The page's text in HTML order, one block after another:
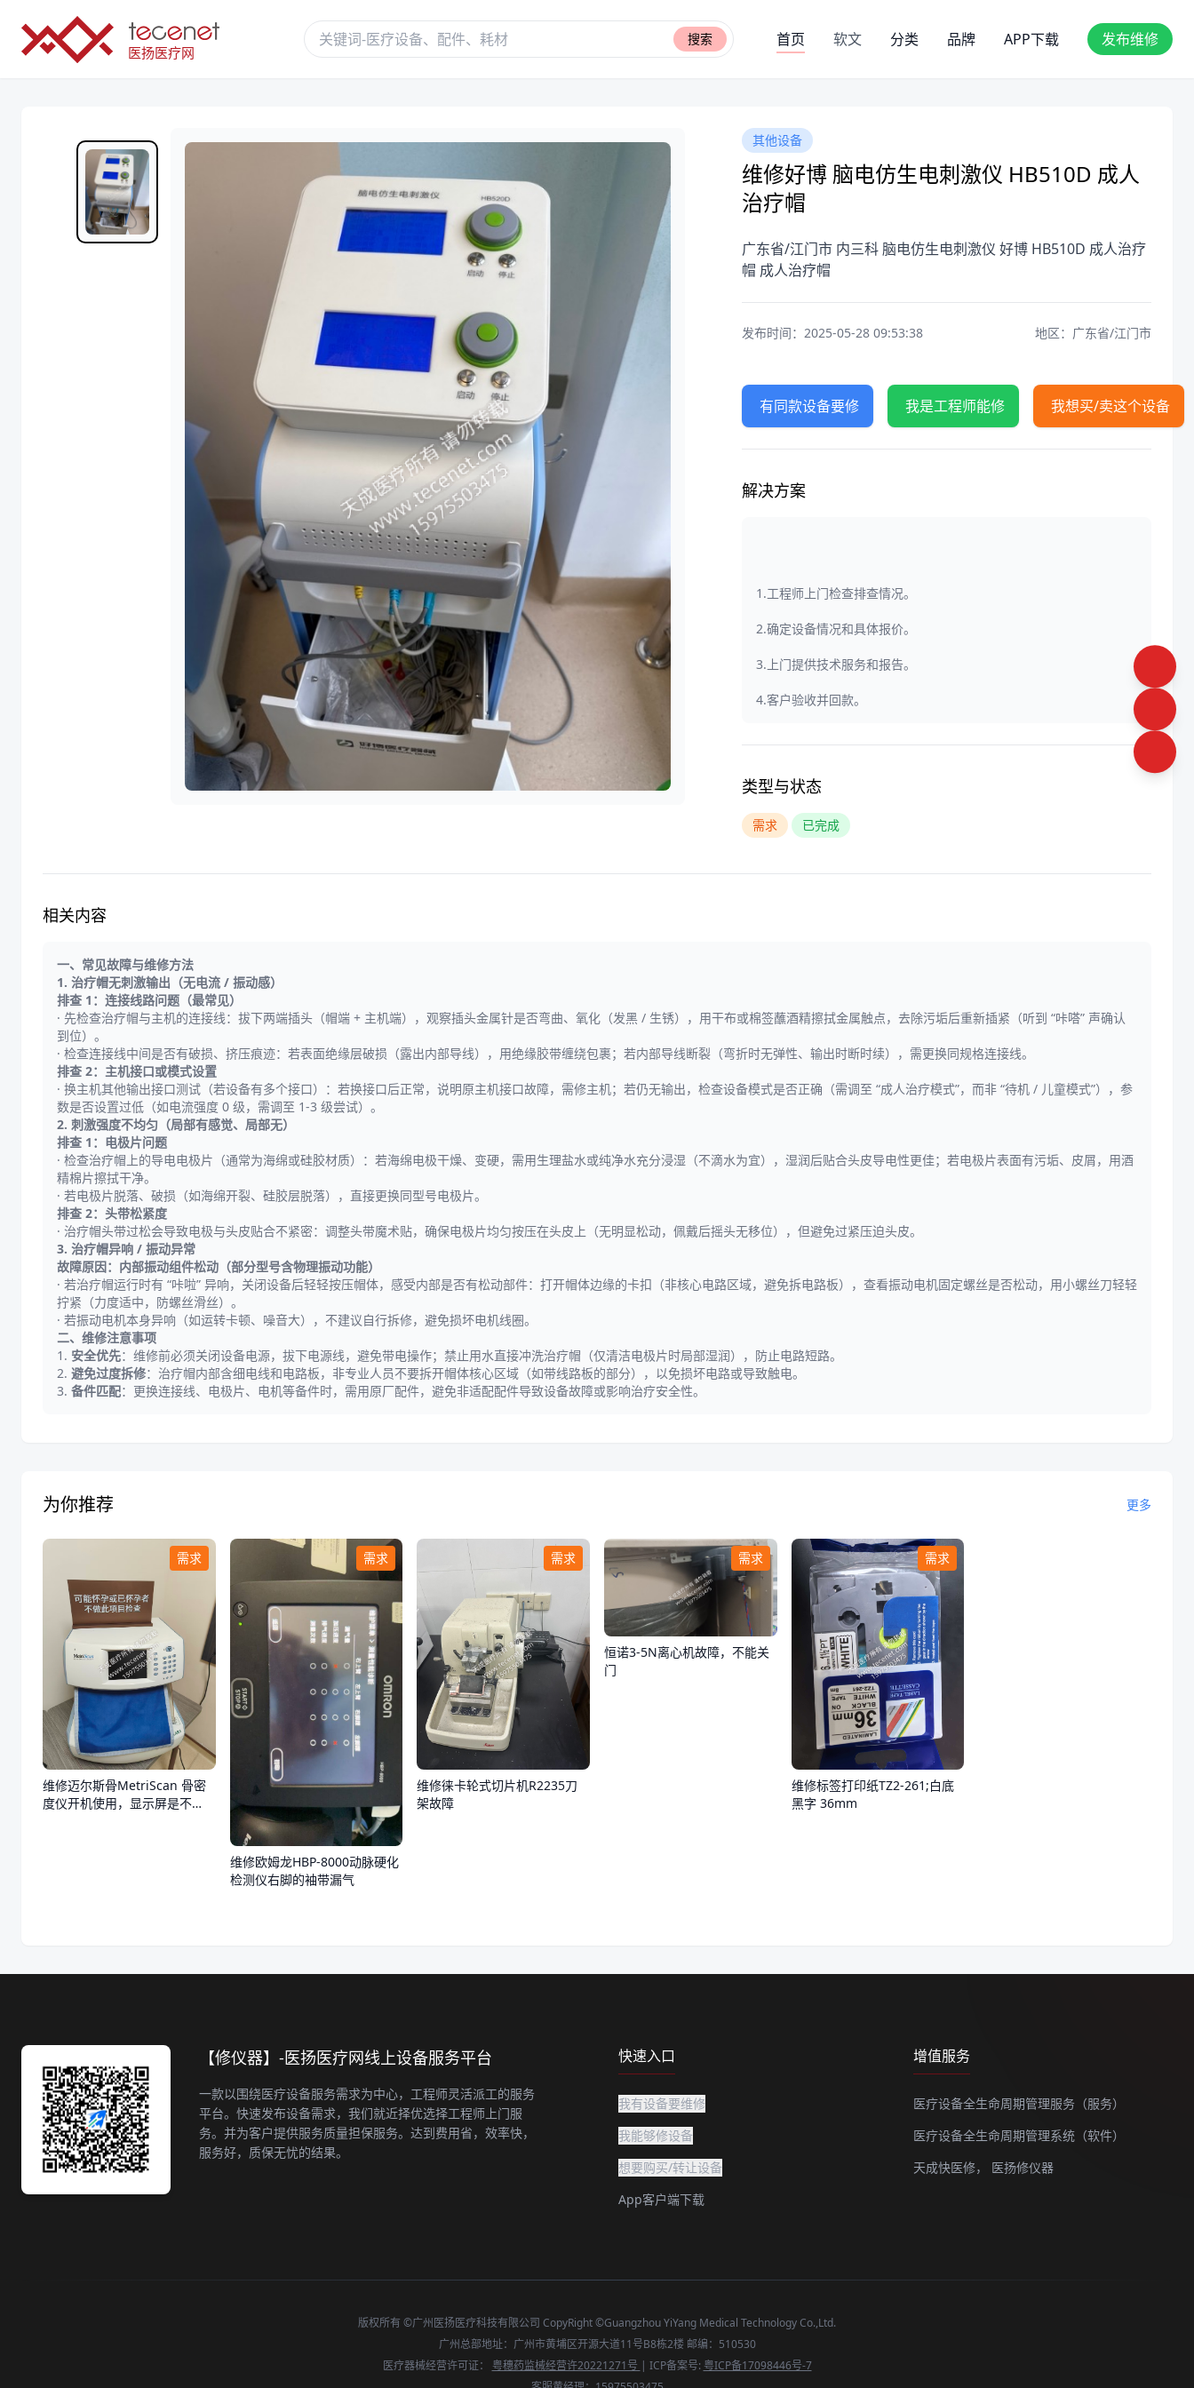
医扬医疗网
搜索 首页 软文 分类 品牌 APP下载 发布维修
其他设备
维修好博 脑电仿生电刺激仪 HB510D 成人
治疗帽
广东省/江门市 内三科 脑电仿生电刺激仪 好博 HB510D 成人治疗
帽 成人治疗帽
发布时间：2025-05-28 09:53:38 地区：广东省/江门市
有同款设备要修 我是工程师能修 我想买/卖这个设备
解决方案
1.工程师上门检查排查情况。
2.确定设备情况和具体报价。
3.上门提供技术服务和报告。
4.客户验收并回款。
类型与状态
需求 已完成
相关内容
一、常见故障与维修方法
1. 治疗帽无刺激输出（无电流 / 振动感）
排查 1：连接线路问题（最常见）
· 先检查治疗帽与主机的连接线：拔下两端插头（帽端 + 主机端），观察插头金属针是否弯曲、氧化（发黑 / 生锈），用干布或棉签蘸酒精擦拭金属触点，去除污垢后重新插紧（听到 “咔嗒” 声确认
到位）。
· 检查连接线中间是否有破损、挤压痕迹：若表面绝缘层破损（露出内部导线），用绝缘胶带缠绕包裹；若内部导线断裂（弯折时无弹性、输出时断时续），需更换同规格连接线。
排查 2：主机接口或模式设置
· 换主机其他输出接口测试（若设备有多个接口）：若换接口后正常，说明原主机接口故障，需修主机；若仍无输出，检查设备模式是否正确（需调至 “成人治疗模式”，而非 “待机 / 儿童模式”），参
数是否设置过低（如电流强度 0 级，需调至 1-3 级尝试）。
2. 刺激强度不均匀（局部有感觉、局部无）
排查 1：电极片问题
· 检查治疗帽上的导电电极片（通常为海绵或硅胶材质）：若海绵电极干燥、变硬，需用生理盐水或纯净水充分浸湿（不滴水为宜），湿润后贴合头皮导电性更佳；若电极片表面有污垢、皮屑，用酒
精棉片擦拭干净。
· 若电极片脱落、破损（如海绵开裂、硅胶层脱落），直接更换同型号电极片。
排查 2：头带松紧度
· 治疗帽头带过松会导致电极与头皮贴合不紧密：调整头带魔术贴，确保电极片均匀按压在头皮上（无明显松动，佩戴后摇头无移位），但避免过紧压迫头皮。
3. 治疗帽异响 / 振动异常
故障原因：内部振动组件松动（部分型号含物理振动功能）
· 若治疗帽运行时有 “咔啦” 异响，关闭设备后轻轻按压帽体，感受内部是否有松动部件：打开帽体边缘的卡扣（非核心电路区域，避免拆电路板），查看振动电机固定螺丝是否松动，用小螺丝刀轻轻
拧紧（力度适中，防螺丝滑丝）。
· 若振动电机本身异响（如运转卡顿、噪音大），不建议自行拆修，避免损坏电机线圈。
二、维修注意事项
1. 安全优先：维修前必须关闭设备电源，拔下电源线，避免带电操作；禁止用水直接冲洗治疗帽（仅清洁电极片时局部湿润），防止电路短路。
2. 避免过度拆修：治疗帽内部含细电线和电路板，非专业人员不要拆开帽体核心区域（如带线路板的部分），以免损坏电路或导致触电。
3. 备件匹配：更换连接线、电极片、电机等备件时，需用原厂配件，避免非适配配件导致设备故障或影响治疗安全性。
为你推荐 更多
需求
维修迈尔斯骨MetriScan 骨密
度仪开机使用，显示屏是不
需求
维修欧姆龙HBP-8000动脉硬化
检测仪右脚的袖带漏气
需求
维修徕卡轮式切片机R2235刀
架故障
需求
恒诺3-5N离心机故障，不能关
门
需求
维修标签打印纸TZ2-261;白底
黑字 36mm
【修仪器】-医扬医疗网线上设备服务平台
一款以围绕医疗设备服务需求为中心，工程师灵活派工的服务
平台。快速发布设备需求，我们就近择优选择工程师上门服
务。并为客户提供服务质量担保服务。达到费用省，效率快，
服务好，质保无忧的结果。
快速入口
我有设备要维修
我能够修设备
想要购买/转让设备
App客户端下载
增值服务
医疗设备全生命周期管理服务（服务）
医疗设备全生命周期管理系统（软件）
天成快医修，
医扬修仪器
版权所有 ©广州医扬医疗科技有限公司 CopyRight ©Guangzhou YiYang Medical Technology Co.,Ltd.
广州总部地址：广州市黄埔区开源大道11号B8栋2楼 邮编：510530
医疗器械经营许可证： 粤穗药监械经营许20221271号 | ICP备案号: 粤ICP备17098446号-7